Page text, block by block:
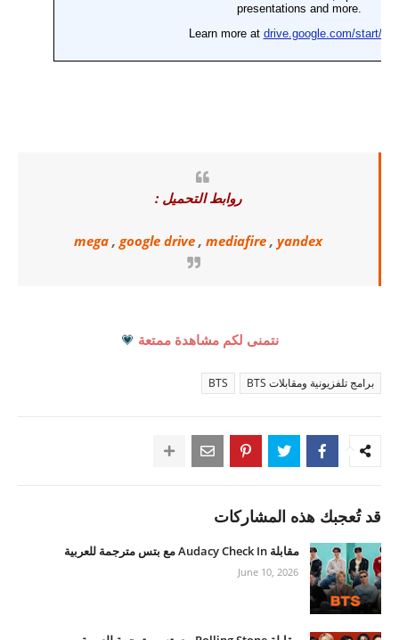
روابط التحميل :
mega , google drive , mediafire , yandex
نتمنى لكم مشاهدة ممتعة 💗
برامج تلفزيونية ومقابلات BTS BTS
قد تُعجبك هذه المشاركات
مقابلة Audacy Check In مع بتس مترجمة للعربية
June 10, 2026